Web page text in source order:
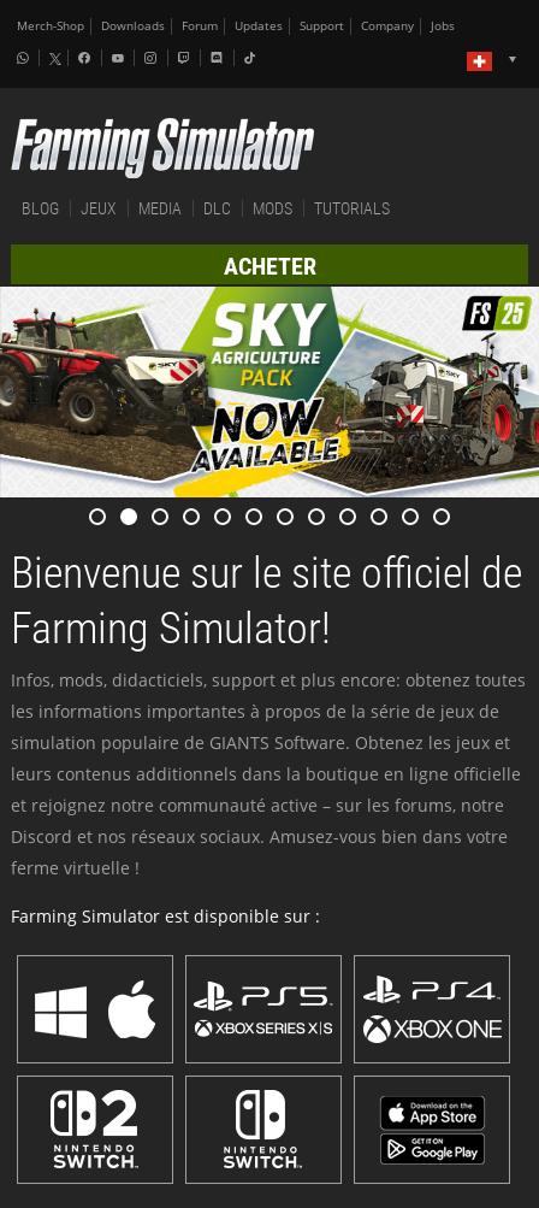
Merch-Shop Downloads Forum Updates Support Company Jobs
BLOG JEUX MEDIA DLC MODS TUTORIALS
ACHETER
Bienvenue sur le site officiel de
Farming Simulator!
Infos, mods, didacticiels, support et plus encore: obtenez toutes
les informations importantes à propos de la série de jeux de
simulation populaire de GIANTS Software. Obtenez les jeux et
leurs contenus additionnels dans la boutique en ligne officielle
et rejoignez notre communauté active – sur les forums, notre
Discord et nos réseaux sociaux. Amusez-vous bien dans votre
ferme virtuelle !
Farming Simulator est disponible sur :